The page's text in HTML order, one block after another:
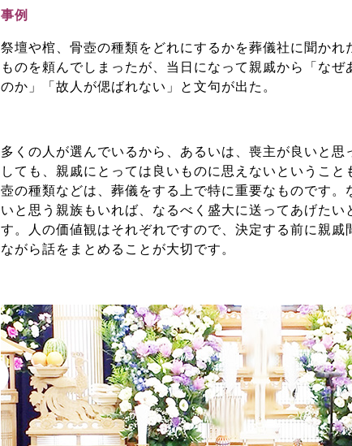
事例
祭壇や棺、骨壺の種類をどれにするかを葬儀社に聞かれ
ものを頼んでしまったが、当日になって親戚から「な
のか」「故人が偲ばれない」と文句が出た。
多くの人が選んでいるから、あるいは、喪主が良いと思
しても、親戚にとっては良いものに思えないというこ
壺の種類などは、葬儀をする上で特に重要なものです。
いと思う親族もいれば、なるべく盛大に送ってあげたい
す。人の価値観はそれぞれですので、決定する前に親戚
ながら話をまとめることが大切です。